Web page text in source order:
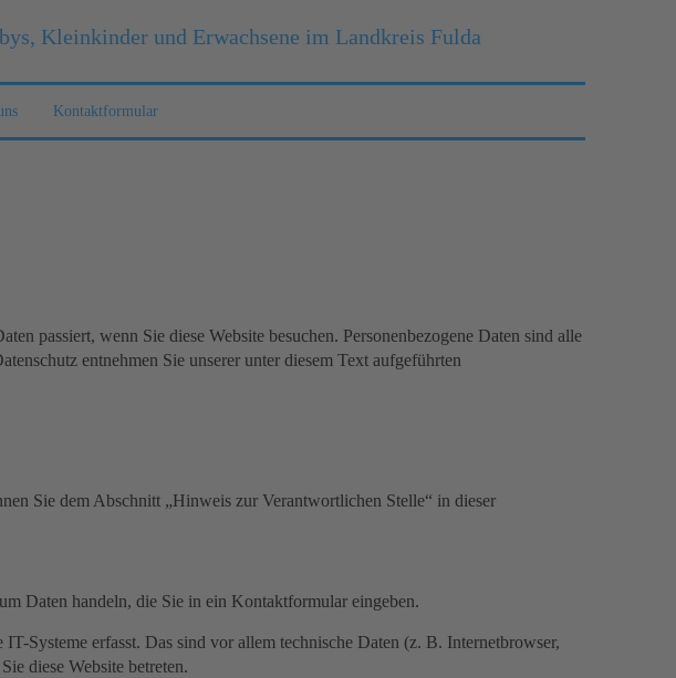
Kleinkinder und Erwachsene im Landkreis Fulda
Kontaktformular
passiert, wenn Sie diese Website besuchen. Personenbezogene Daten sind alle
entnehmen Sie unserer unter diesem Text aufgeführten
Sie dem Abschnitt „Hinweis zur Verantwortlichen Stelle“ in dieser
Daten handeln, die Sie in ein Kontaktformular eingeben.
Systeme erfasst. Das sind vor allem technische Daten (z. B. Internetbrowser,
diese Website betreten.